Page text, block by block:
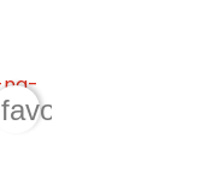
favorite_border